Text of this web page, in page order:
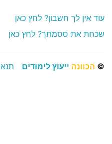
עוד אין לך חשבון? לחץ כאן
שכחת את ססמתך? לחץ כאן
© הכוונה ייעוץ לימודים